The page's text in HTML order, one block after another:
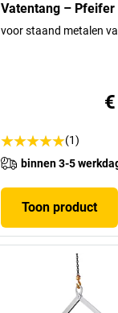
Vatentang – Pfeifer
voor staand metalen
(1)
binnen 3-5
Toon product